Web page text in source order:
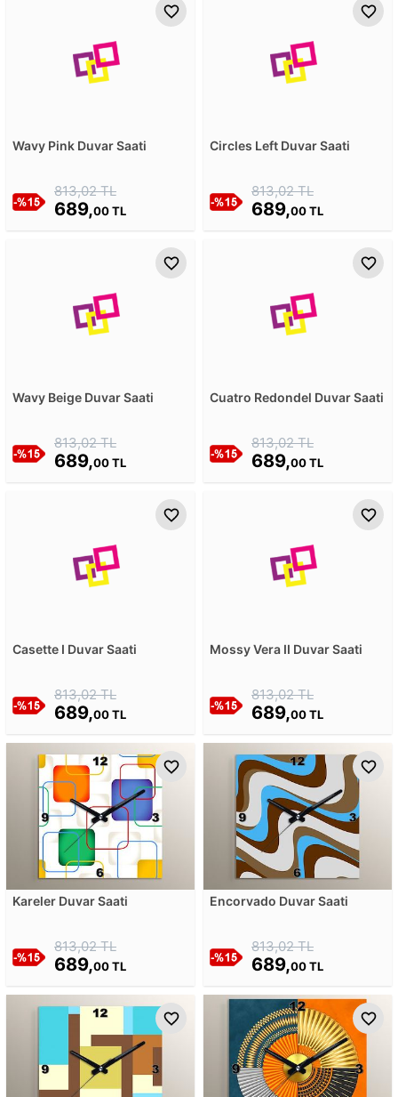
Wavy Pink Duvar Saati
813,02 TL
689,00 TL
Circles Left Duvar Saati
813,02 TL
689,00 TL
Wavy Beige Duvar Saati
813,02 TL
689,00 TL
Cuatro Redondel Duvar Saati
813,02 TL
689,00 TL
Casette I Duvar Saati
813,02 TL
689,00 TL
Mossy Vera II Duvar Saati
813,02 TL
689,00 TL
Kareler Duvar Saati
813,02 TL
689,00 TL
Encorvado Duvar Saati
813,02 TL
689,00 TL